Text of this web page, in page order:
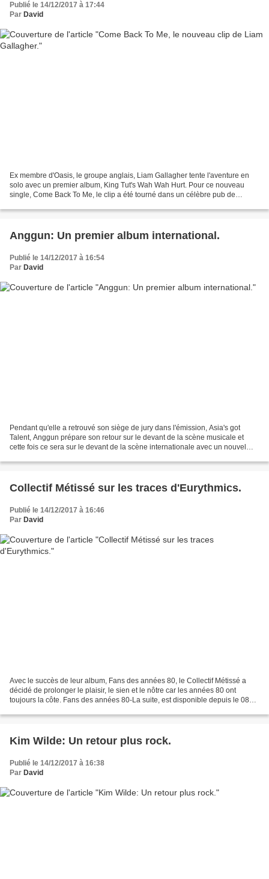
Publié le 14/12/2017 à 17:44
Par David
Ex membre d'Oasis, le groupe anglais, Liam Gallagher tente l'aventure en
solo avec un premier album, King Tut's Wah Wah Hurt. Pour ce nouveau
single, Come Back To Me, le clip a été tourné dans un célèbre pub de
Anggun: Un premier album international.
Publié le 14/12/2017 à 16:54
Par David
Pendant qu'elle a retrouvé son siège de jury dans l'émission, Asia's got
Talent, Anggun prépare son retour sur le devant de la scène musicale et
cette fois ce sera sur le devant de la scène internationale avec un nouvel
Collectif Métissé sur les traces d'Eurythmics.
Publié le 14/12/2017 à 16:46
Par David
Avec le succès de leur album, Fans des années 80, le Collectif Métissé a
décidé de prolonger le plaisir, le sien et le nôtre car les années 80 ont
toujours la côte. Fans des années 80-La suite, est disponible depuis le 08
Kim Wilde: Un retour plus rock.
Publié le 14/12/2017 à 16:38
Par David